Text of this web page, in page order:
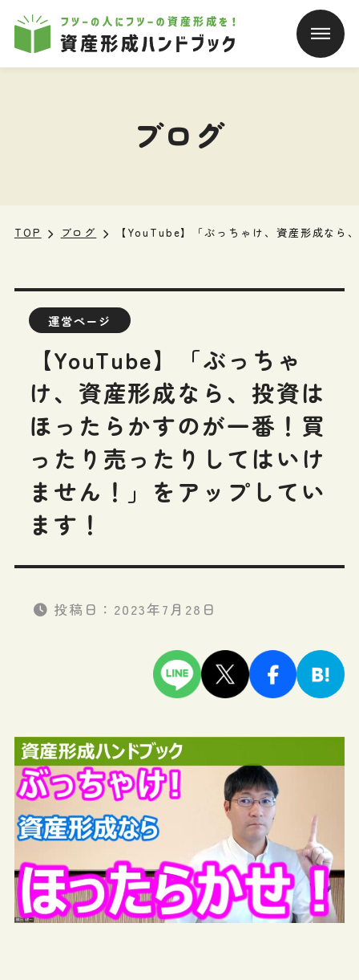
本文へ移動
ブログ
TOP ブログ 【YouTube】「ぶっちゃけ、資産形成なら
運営ページ
【YouTube】「ぶっちゃ
け、資産形成なら、投資は
ほったらかすのが一番！買
ったり売ったりしてはいけ
ません！」をアップしてい
ます！
投稿日： 2023年7月28日